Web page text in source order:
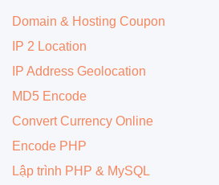
Domain & Hosting Coupon
IP 2 Location
IP Address Geolocation
MD5 Encode
Convert Currency Online
Encode PHP
Lập trình PHP & MySQL